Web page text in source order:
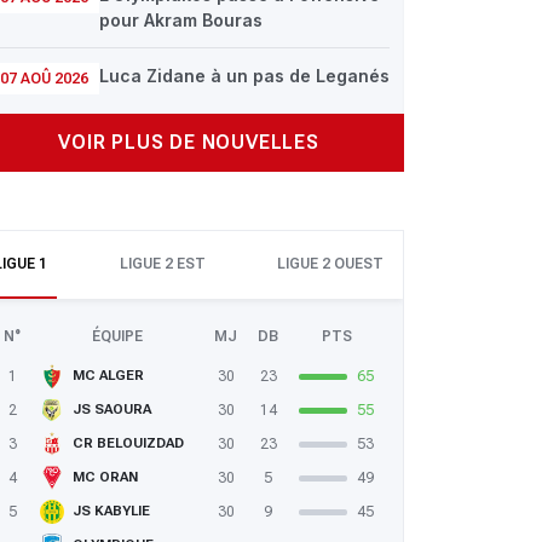
pour Akram Bouras
07 AOÛ 2026 Luca Zidane à un pas de Leganés
VOIR PLUS DE NOUVELLES
1 LIGUE 2 EST LIGUE 2 OUEST
N° ÉQUIPE MJ DB PTS
1 MC ALGER 30 23
65
2
JS SAOURA 30 14
55
3
CR BELOUIZDAD 30 23
53
4
MC ORAN 30 5
49
5
JS KABYLIE 30 9 45